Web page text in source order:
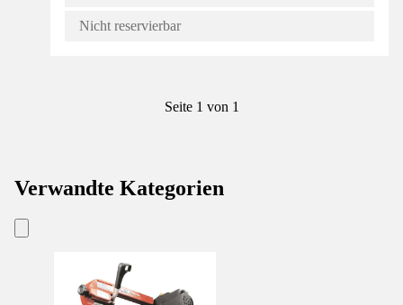
Nicht reservierbar
Seite 1 von 1
Verwandte Kategorien